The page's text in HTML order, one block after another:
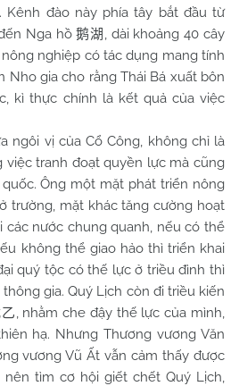
Kênh đào này phía tây bắt đầu từ
Nga hồ鹅湖 , dài khoảng 40 cây
nghiệp có tác dụng mang tính
Nho gia cho rằng Thái Bá xuất bôn
kì thực chính là kết quả của việc
vị của Cổ Công, không chỉ là
việc tranh đoạt quyền lực mà cũng
Ông một mặt phát triển nông
trường, mặt khác tăng cường hoạt
các nước chung quanh, nếu có thể
không thể giao hảo thì triển khai
quý tộc có thế lực ở triều đình thì
gia. Quý Lịch còn đi triều kiến
, nhằm che đậy thế lực của mình,
hạ. Nhưng Thương vương Văn
vương Vũ Ất vẫn cảm thấy được
tìm cơ hội giết chết Quý Lịch,